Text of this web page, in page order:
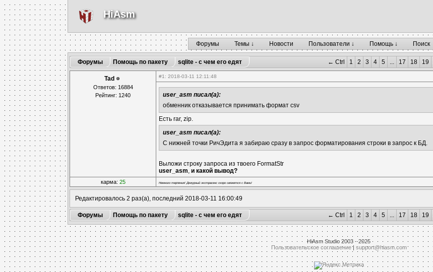
HiAsm
Форумы Темы ↓ Новости Пользователи ↓ Помощь ↓ Поиск
Форумы Помощь по пакету sqlite - с чем его едят ← Ctrl 1 2 3 4 5 ... 17 18 19
Tad
Ответов: 16884
Рейтинг: 1240
#1 : 2018-03-11 12:11:48
user_asm писал(а):
обменник отказывается принимать формат csv
Есть rar, zip.
user_asm писал(а):
С нижней точки РичЭдита я забираю сразу в запрос форматирования строки в запрос к БД.
Выложи строку запроса из твоего FormatStr
user_asm,и какой вывод?
карма: 25 Немного терпения! Дежурный экстрасенс скоро свяжется с Вами!
Редактировалось 2 раз(а), последний 2018-03-11 16:00:49
Форумы Помощь по пакету sqlite - с чем его едят ← Ctrl 1 2 3 4 5 ... 17 18 19
HiAsm Studio 2003 - 2025
Пользовательское соглашение| support@hiasm.com